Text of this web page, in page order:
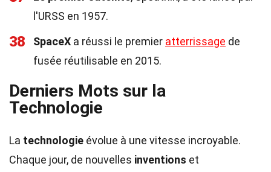
l'URSS en 1957.
38 SpaceX a réussi le premier atterrissage de
fusée réutilisable en 2015.
Derniers Mots sur la
Technologie
La technologie évolue à une vitesse incroyable.
Chaque jour, de nouvelles inventions et